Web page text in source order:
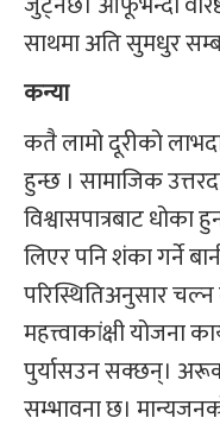
साथमा अति सुमधुर
कन्या
कतै लामो दूरीको
हुन्छ । सामाजिक
विश्वासपात्रबाट
लिएर पनि शंका गर्ने
परिस्थितिअनुसार
महत्त्वाकांक्षी योजना
पुर्यासउन सक्छन्।
सम्भावना छ।